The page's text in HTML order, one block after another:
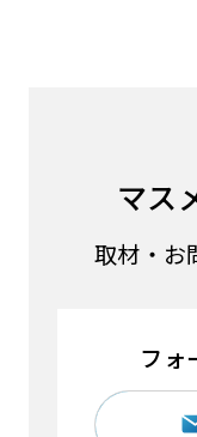
マス
取材・お
フォ